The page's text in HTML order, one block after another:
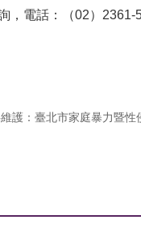
，電話：（02）2361-
護：臺北市家庭暴力暨性